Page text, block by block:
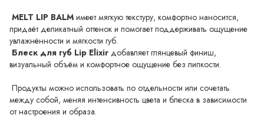
MELT LIP BALM имеет мягкую текстуру, комфортно наносится,
придаёт деликатный оттенок и помогает поддерживать ощущение
увлажнённости и мягкости губ.
Блеск для губ Lip Elixir добавляет глянцевый финиш,
визуальный объём и комфортное ощущение без липкости.
Продукты можно использовать по отдельности или сочетать
между собой, меняя интенсивность цвета и блеска в зависимости
от настроения и образа.